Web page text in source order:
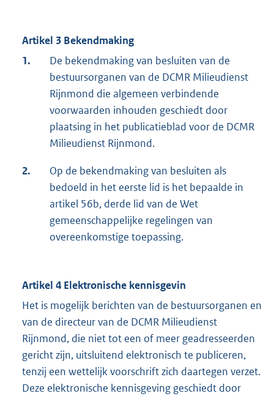
Artikel 3 Bekendmaking
1.
De bekendmaking van besluiten van de
bestuursorganen van de DCMR Milieudienst
Rijnmond die algemeen verbindende
voorwaarden inhouden geschiedt door
plaatsing in het publicatieblad voor de DCMR
Milieudienst Rijnmond.
2.
Op de bekendmaking van besluiten als
bedoeld in het eerste lid is het bepaalde in
artikel 56b, derde lid van de Wet
gemeenschappelijke regelingen van
overeenkomstige toepassing.
Artikel 4 Elektronische kennisgevin
Het is mogelijk berichten van de bestuursorganen en
van de directeur van de DCMR Milieudienst
Rijnmond, die niet tot een of meer geadresseerden
gericht zijn, uitsluitend elektronisch te publiceren,
tenzij een wettelijk voorschrift zich daartegen verzet.
Deze elektronische kennisgeving geschiedt door